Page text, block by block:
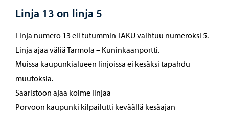
Linja 13 on linja 5
Linja numero 13 eli tutummin TAKU vaihtuu numeroksi 5.
Linja ajaa väliä Tarmola – Kuninkaanportti.
Muissa kaupunkialueen linjoissa ei kesäksi tapahdu
muutoksia.
Saaristoon ajaa kolme linjaa
Porvoon kaupunki kilpailutti keväällä kesäajan